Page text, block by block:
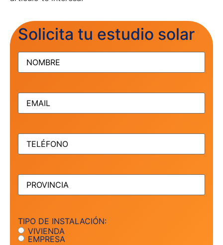
Solicita tu estudio solar
NOMBRE(Obligatorio)
EMAIL(Obligatorio)
TELÉFONO(Obligatorio)
PROVINCIA(Obligatorio)
TIPO DE INSTALACIÓN:
VIVIENDA
EMPRESA